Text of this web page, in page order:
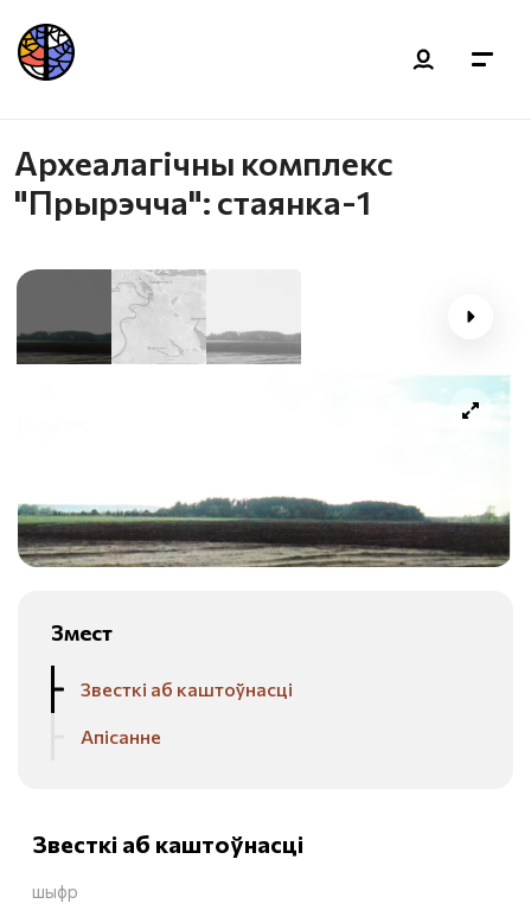
Археалагічны комплекс
"Прырэчча": стаянка-1
Змест
Звесткі аб каштоўнасці
Апісанне
Звесткі аб каштоўнасці
шыфр